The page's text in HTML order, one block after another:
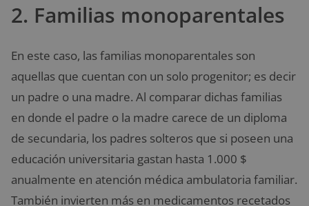
2. Familias monoparentales
En este caso, las familias monoparentales son
aquellas que cuentan con un solo progenitor; es decir
un padre o una madre. Al comparar dichas familias
en donde el padre o la madre carece de un diploma
de secundaria, los padres solteros que si poseen una
educación universitaria gastan hasta 1.000 $
anualmente en atención médica ambulatoria familiar.
También invierten más en medicamentos recetados